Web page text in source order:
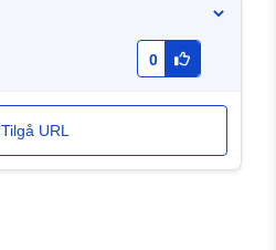
0
Tilgå URL